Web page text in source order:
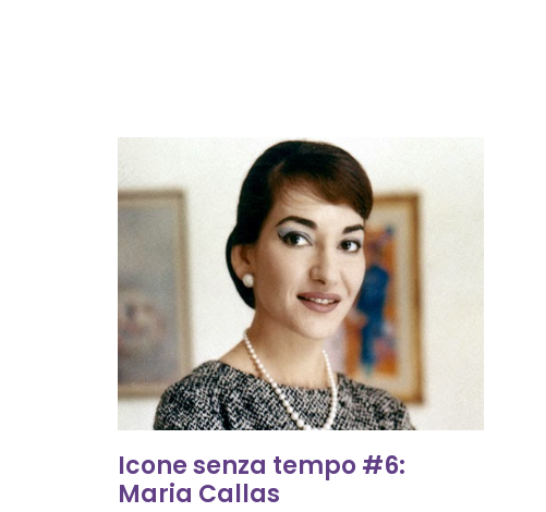
Icone senza tempo #6:
Maria Callas